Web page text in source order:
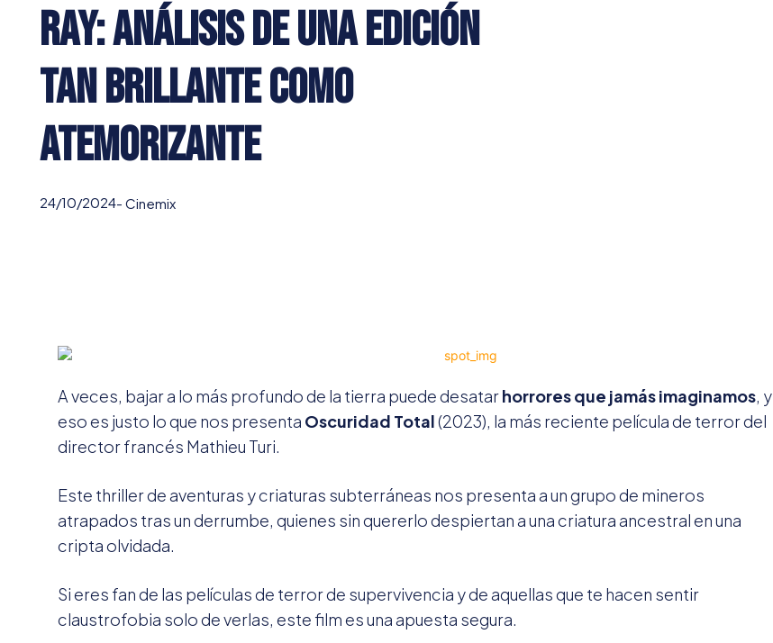
ray: Análisis de una edición
tan Brillante como
Atemorizante
24/10/2024- Cinemix
A veces, bajar a lo más profundo de la tierra puede desatarhorrores que jamás imaginamos, y
eso es justo lo que nos presenta Oscuridad Total(2023), la más reciente película de terror del
director francés Mathieu Turi.
Este thriller de aventuras y criaturas subterráneas nos presenta a un grupo de mineros
atrapados tras un derrumbe, quienes sin quererlo despiertan a una criatura ancestral en una
cripta olvidada.
Si eres fan de las películas de terror de supervivencia y de aquellas que te hacen sentir
claustrofobia solo de verlas, este film es una apuesta segura.